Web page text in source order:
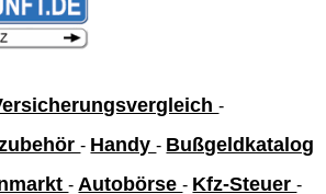
-
- Handy- Bußgeldkatalog
- Autobörse- Kfz-Steuer-